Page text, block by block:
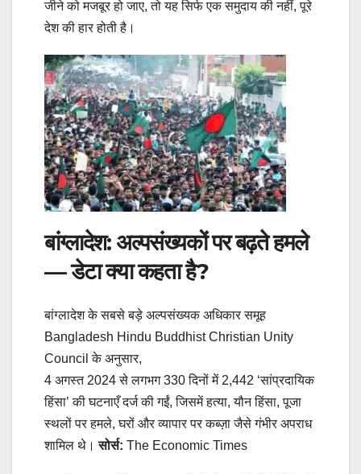
जीने को मजबूर हो जाए, तो यह सिर्फ एक समुदाय की नहीं, पूरे
देश की हार होती है।
बांग्लादेश: अल्पसंख्यकों पर बढ़ते हमले
— डेटा क्या कहता है?
बांग्लादेश के सबसे बड़े अल्पसंख्यक अधिकार समूह
Bangladesh Hindu Buddhist Christian Unity
Council के अनुसार,
4 अगस्त 2024 से लगभग 330 दिनों में 2,442 ‘सांप्रदायिक
हिंसा’ की घटनाएँ दर्ज की गईं, जिसमें हत्या, यौन हिंसा, पूजा
स्थलों पर हमले, घरों और व्यापार पर कब्ज़ा जैसे गंभीर अपराध
शामिल थे।सोर्स: The Economic Times